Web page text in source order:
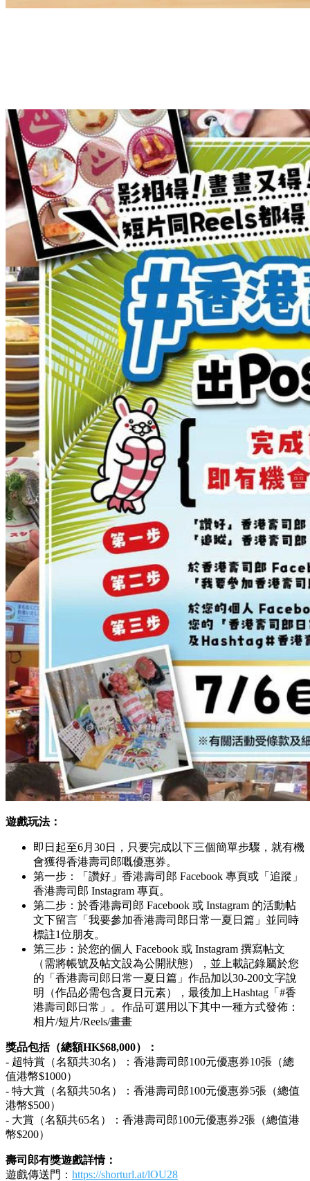
遊戲玩法：
即日起至6月30日，只要完成以下三個簡單步驟，就有機
會獲得香港壽司郎嘅優惠券。
第一步：「讚好」香港壽司郎 Facebook 專頁或「追蹤」
香港壽司郎 Instagram 專頁。
第二步：於香港壽司郎 Facebook 或 Instagram 的活動帖
文下留言「我要參加香港壽司郎日常一夏日篇」並同時
標註1位朋友。
第三步：於您的個人 Facebook 或 Instagram 撰寫帖文
（需將帳號及帖文設為公開狀態），並上載記錄屬於您
的「香港壽司郎日常一夏日篇」作品加以30-200文字說
明（作品必需包含夏日元素），最後加上Hashtag「#香
港壽司郎日常」。作品可選用以下其中一種方式發佈：
相片/短片/Reels/畫畫
獎品包括（總額HK$68,000）：
- 超特賞（名額共30名）：香港壽司郎100元優惠券10張（總
值港幣$1000）
- 特大賞（名額共50名）：香港壽司郎100元優惠券5張（總值
港幣$500）
- 大賞（名額共65名）：香港壽司郎100元優惠券2張（總值港
幣$200）
壽司郎有獎遊戲詳情：
遊戲傳送門： https://shorturl.at/lOU28